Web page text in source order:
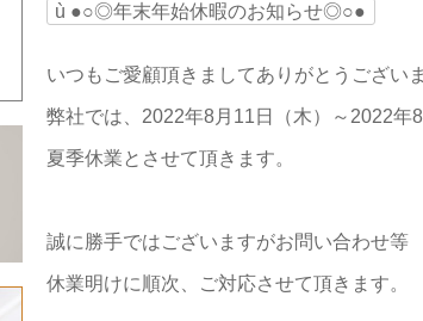
ù ●○◎年末年始休暇のお知らせ◎○●
いつもご愛顧頂きましてありがとうございま
弊社では、2022年8月11日（木）～2022年
夏季休業とさせて頂きます。
誠に勝手ではございますがお問い合わせ等
休業明けに順次、ご対応させて頂きます。